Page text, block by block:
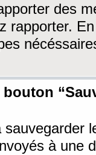
des
rapporter.
bouton
sauvegarder
à une